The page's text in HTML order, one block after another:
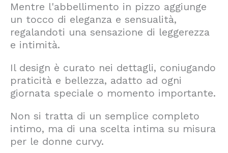
Mentre l'abbellimento in pizzo aggiunge
un tocco di eleganza e sensualità,
regalandoti una sensazione di leggerezza
e intimità.
Il design è curato nei dettagli, coniugando
praticità e bellezza, adatto ad ogni
giornata speciale o momento importante.
Non si tratta di un semplice completo
intimo, ma di una scelta intima su misura
per le donne curvy.